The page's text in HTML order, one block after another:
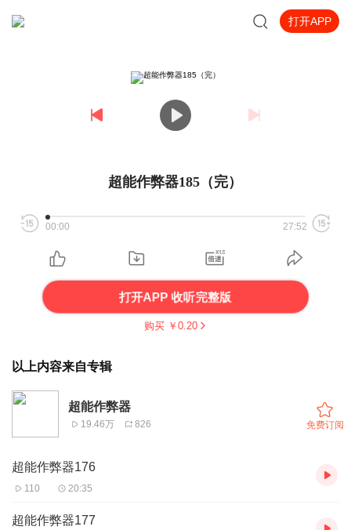
打开APP
超能作弊器185（完）
00:00 27:52
打开APP 收听完整版
购买 ￥ 0.20
以上内容来自专辑
超能作弊器
19.46万 826 免费订阅
超能作弊器176
110 20:35
超能作弊器177